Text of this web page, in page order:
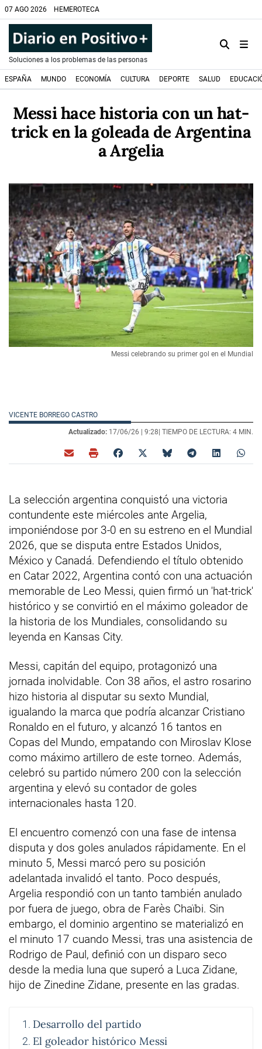
07 AGO 2026 HEMEROTECA
Soluciones a los problemas de las personas
ESPAÑA MUNDO ECONOMÍA CULTURA DEPORTE SALUD
Messi hace historia con un hat-
trick en la goleada de Argentina
a Argelia
Messi celebrando su primer gol en el Mundial
VICENTE BORREGO CASTRO
Actualizado: 17/06/26 | 9:28 | TIEMPO DE LECTURA: 4 MIN.
La selección argentina conquistó una victoria
contundente este miércoles ante Argelia,
imponiéndose por 3-0 en su estreno en el Mundial
2026, que se disputa entre Estados Unidos,
México y Canadá. Defendiendo el título obtenido
en Catar 2022, Argentina contó con una actuación
memorable de Leo Messi, quien firmó un 'hat-trick'
histórico y se convirtió en el máximo goleador de
la historia de los Mundiales, consolidando su
leyenda en Kansas City.
Messi, capitán del equipo, protagonizó una
jornada inolvidable. Con 38 años, el astro rosarino
hizo historia al disputar su sexto Mundial,
igualando la marca que podría alcanzar Cristiano
Ronaldo en el futuro, y alcanzó 16 tantos en
Copas del Mundo, empatando con Miroslav Klose
como máximo artillero de este torneo. Además,
celebró su partido número 200 con la selección
argentina y elevó su contador de goles
internacionales hasta 120.
El encuentro comenzó con una fase de intensa
disputa y dos goles anulados rápidamente. En el
minuto 5, Messi marcó pero su posición
adelantada invalidó el tanto. Poco después,
Argelia respondió con un tanto también anulado
por fuera de juego, obra de Farès Chaïbi. Sin
embargo, el dominio argentino se materializó en
el minuto 17 cuando Messi, tras una asistencia de
Rodrigo de Paul, definió con un disparo seco
desde la media luna que superó a Luca Zidane,
hijo de Zinedine Zidane, presente en las gradas.
Desarrollo del partido
El goleador histórico Messi